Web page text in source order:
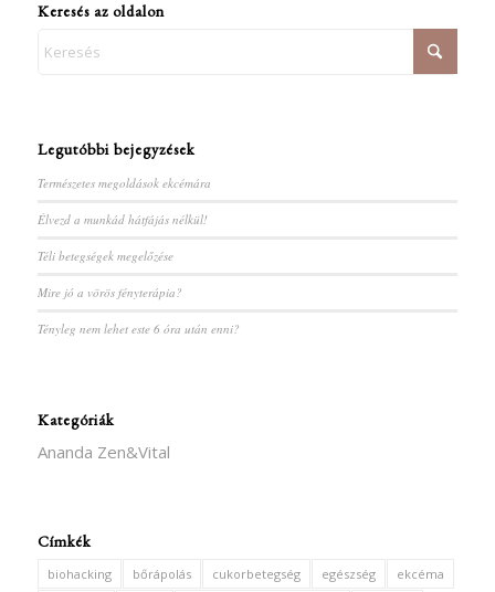
Keresés az oldalon
Legutóbbi bejegyzések
Természetes megoldások ekcémára
Élvezd a munkád hátfájás nélkül!
Téli betegségek megelőzése
Mire jó a vörös fényterápia?
Tényleg nem lehet este 6 óra után enni?
Kategóriák
Ananda Zen&Vital
Címkék
biohacking bőrápolás cukorbetegség egészség
ekcéma